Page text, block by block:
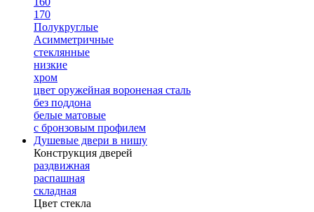
170
Полукруглые
Асимметричные
стеклянные
низкие
хром
цвет оружейная вороненая сталь
без поддона
белые матовые
с бронзовым профилем
Душевые двери в нишу
Конструкция дверей
раздвижная
распашная
складная
Цвет стекла